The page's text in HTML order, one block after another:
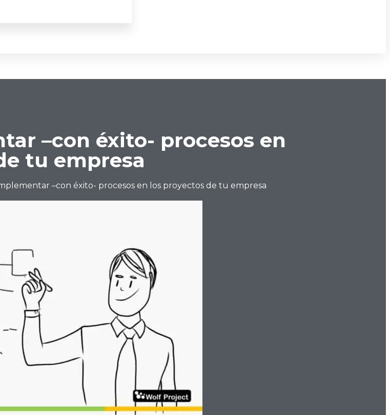
–con éxito- procesos en
tu empresa
–con éxito- procesos en los proyectos de tu empresa